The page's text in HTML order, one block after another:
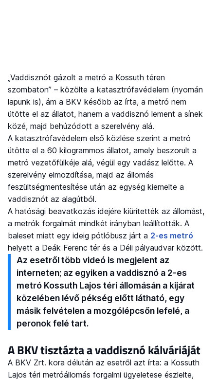
„Vaddisznót gázolt a metró a Kossuth téren
szombaton” – közölte a katasztrófavédelem (nyomán
lapunk is), ám a BKV később az írta, a metró nem
ütötte el az állatot, hanem a vaddisznó lement a sínek
közé, majd behúzódott a szerelvény alá.
A katasztrófavédelem első közlése szerint a metró
ütötte el a 60 kilogrammos állatot, amely beszorult a
metró vezetőfülkéje alá, végül egy vadász lelőtte. A
szerelvény elmozdítása, majd az állomás
feszültségmentesítése után az egység kiemelte a
vaddisznót az alagútból.
A hatósági beavatkozás idejére kiürítették az állomást,
a metrók forgalmát mindkét irányban leállították. A
baleset miatt egy ideig pótlóbusz járt a 2-es metró
helyett a Deák Ferenc tér és a Déli pályaudvar között.
Az esetről több videó is megjelent az
interneten; az egyiken a vaddisznó a 2-es
metró Kossuth Lajos téri állomásán a kijárat
közelében lévő pékség előtt látható, egy
másik felvételen a mozgólépcsőn lefelé, a
peronok felé tart.
A BKV tisztázta a vaddisznó kálváriáját
A BKV Zrt. kora délután az esetről azt írta: a Kossuth
Lajos téri metróállomás forgalmi ügyeletese észlelte,